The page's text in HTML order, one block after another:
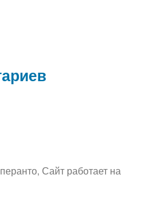
, Сайт работает на